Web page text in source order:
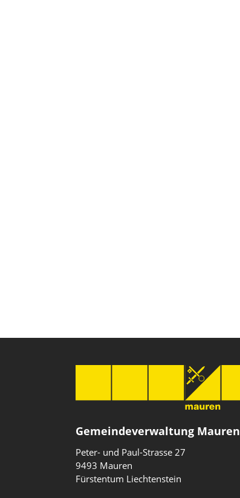
Gemeindeverwaltung Mauren
Peter- und Paul-Strasse 27
9493 Mauren
Fürstentum Liechtenstein